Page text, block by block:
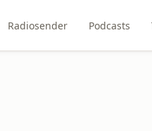
Radiosender Podcasts